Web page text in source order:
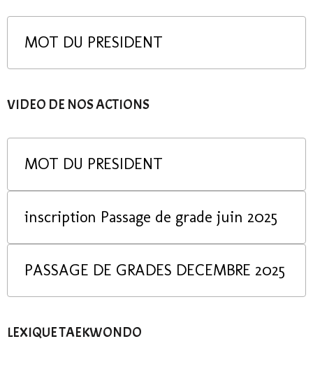
MOT DU PRESIDENT
VIDEO DE NOS ACTIONS
MOT DU PRESIDENT
inscription Passage de grade juin 2025
PASSAGE DE GRADES DECEMBRE 2025
LEXIQUE TAEKWONDO